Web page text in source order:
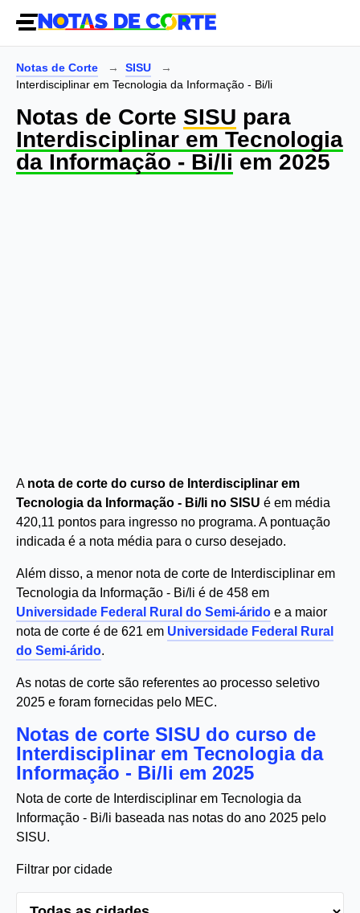
Notas de Corte
SISU
Interdisciplinar em Tecnologia da Informação - Bi/li
Notas de Corte SISU para
Interdisciplinar em Tecnologia
da Informação - Bi/li em 2025
A nota de corte do curso de Interdisciplinar em
Tecnologia da Informação - Bi/li no SISU é em média
420,11 pontos para ingresso no programa. A pontuação
indicada é a nota média para o curso desejado.
Além disso, a menor nota de corte de Interdisciplinar em
Tecnologia da Informação - Bi/li é de 458 em
Universidade Federal Rural do Semi-árido e a maior
nota de corte é de 621 em Universidade Federal Rural
do Semi-árido.
As notas de corte são referentes ao processo seletivo
2025 e foram fornecidas pelo MEC.
Notas de corte SISU do curso de
Interdisciplinar em Tecnologia da
Informação - Bi/li em 2025
Nota de corte de Interdisciplinar em Tecnologia da
Informação - Bi/li baseada nas notas do ano 2025 pelo
SISU.
Filtrar por cidade